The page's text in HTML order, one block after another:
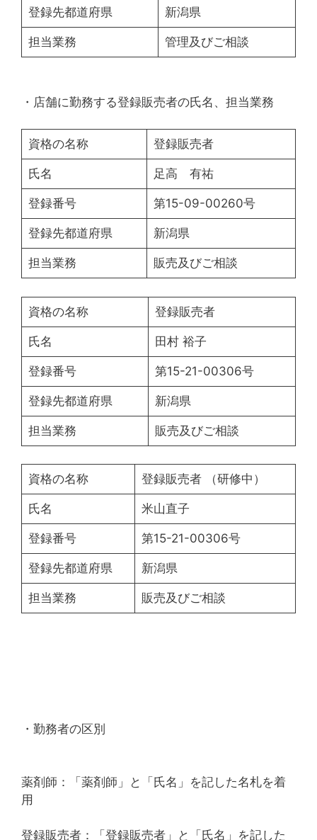
登録先都道府県 新潟県
担当業務 管理及びご相談
・店舗に勤務する登録販売者の氏名、担当業務
資格の名称 登録販売者
氏名 足高 有祐
登録番号 第15-09-00260号
登録先都道府県 新潟県
担当業務 販売及びご相談
資格の名称 登録販売者
氏名 田村 裕子
登録番号 第15-21-00306号
登録先都道府県 新潟県
担当業務 販売及びご相談
資格の名称 登録販売者 （研修中）
氏名 米山直子
登録番号 第15-21-00306号
登録先都道府県 新潟県
担当業務 販売及びご相談
・勤務者の区別
薬剤師：「薬剤師」と「氏名」を記した名札を着
用
登録販売者：「登録販売者」と「氏名」を記した